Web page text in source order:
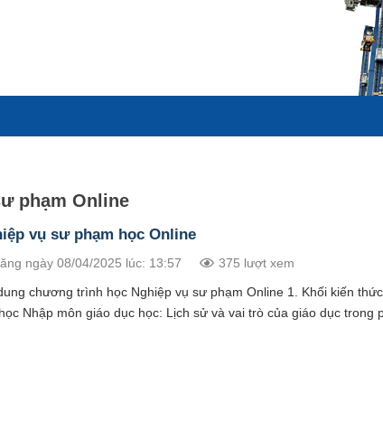
phạm Online
vụ sư phạm học Online
ngày 08/04/2025 lúc: 13:57
375 lượt xem
chương trình học Nghiệp vụ sư phạm Online 1. Khối kiến
Nhập môn giáo dục học: Lịch sử và vai trò của giáo dục trong